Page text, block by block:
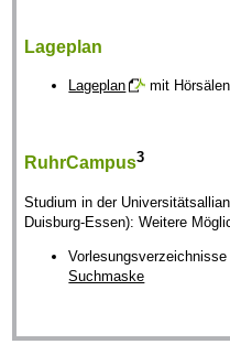
Lageplan
Lageplan mit
RuhrCampus3
Studium in der
Duisburg-Essen): Weitere
Suchmaske